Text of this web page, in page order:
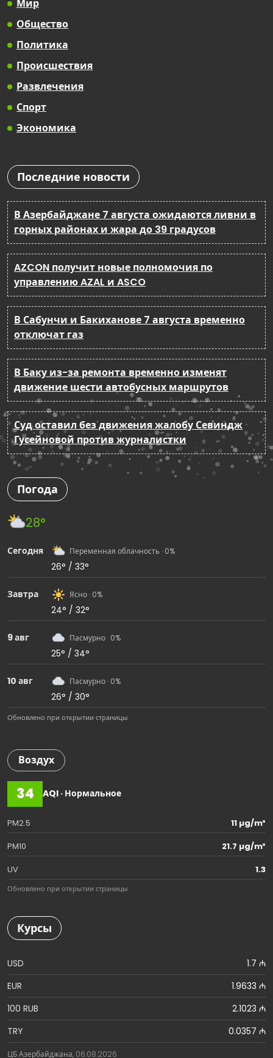
Мир
Общество
Политика
Происшествия
Развлечения
Спорт
Экономика
Последние новости
В Азербайджане 7 августа ожидаются ливни в
горных районах и жара до 39 градусов
AZCON получит новые полномочия по
управлению AZAL и ASCO
В Сабунчи и Бакиханове 7 августа временно
отключат газ
В Баку из-за ремонта временно изменят
движение шести автобусных маршрутов
Суд оставил без движения жалобу Севиндж
Гусейновой против журналистки
Погода
28°
Сегодня Переменная облачность · 0%
26° / 33°
Завтра Ясно · 0%
24° / 32°
9 авг Пасмурно · 0%
25° / 34°
10 авг Пасмурно · 0%
26° / 30°
Обновлено при открытии страницы
Воздух
34 AQI · Нормальное
PM2.5
11 µg/m³
PM10
21.7 µg/m³
UV
1.3
Обновлено при открытии страницы
Курсы
USD
1.7 ₼
EUR
1.9633 ₼
100 RUB
2.1023 ₼
TRY
0.0357 ₼
ЦБ Азербайджана, 06.08.2026